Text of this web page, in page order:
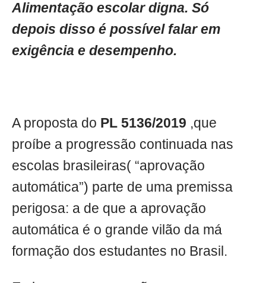
Alimentação escolar digna. Só
depois disso é possível falar em
exigência e desempenho.
A proposta do PL 5136/2019 ,que
proíbe a progressão continuada nas
escolas brasileiras( “aprovação
automática”) parte de uma premissa
perigosa: a de que a aprovação
automática é o grande vilão da má
formação dos estudantes no Brasil.